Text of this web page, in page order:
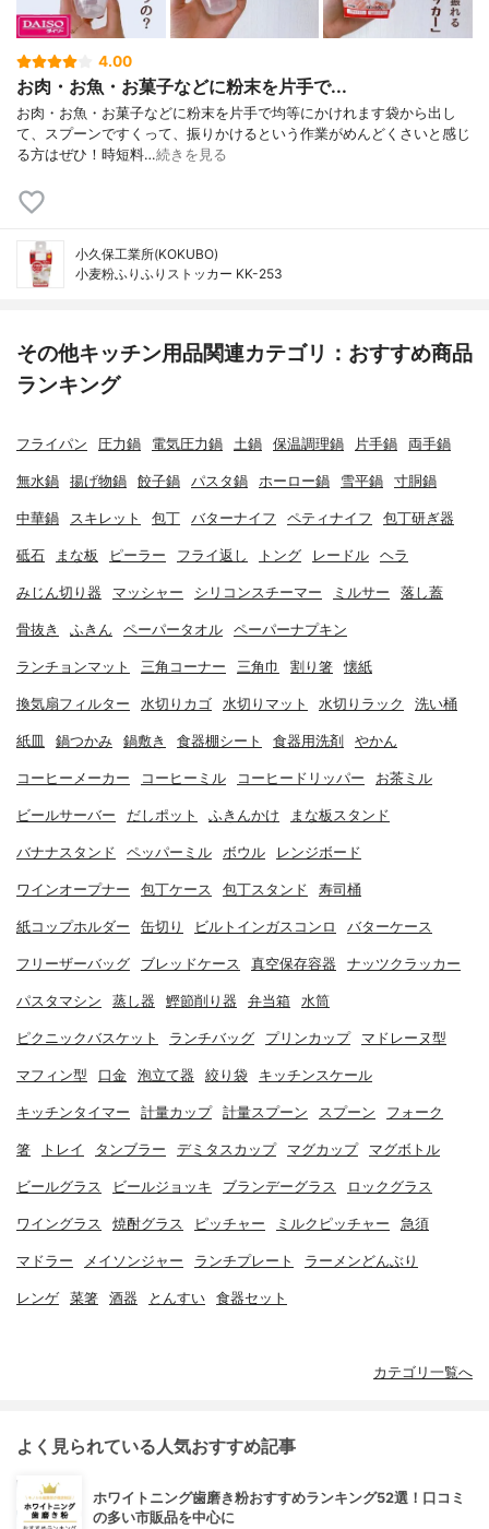
4.00
お肉・お魚・お菓子などに粉末を片手で...
お肉・お魚・お菓子などに粉末を片手で均等にかけれます袋から出し
て、スプーンですくって、振りかけるという作業がめんどくさいと感じ
る方はぜひ！時短料…続きを見る
小久保工業所(KOKUBO)
小麦粉ふりふりストッカー KK-253
その他キッチン用品関連カテゴリ：おすすめ商品
ランキング
フライパン 圧力鍋 電気圧力鍋 土鍋 保温調理鍋 片手鍋 両手鍋
無水鍋 揚げ物鍋 餃子鍋 パスタ鍋 ホーロー鍋 雪平鍋 寸胴鍋
中華鍋 スキレット 包丁 バターナイフ ペティナイフ 包丁研ぎ器
砥石 まな板 ピーラー フライ返し トング レードル ヘラ
みじん切り器 マッシャー シリコンスチーマー ミルサー 落し蓋
骨抜き ふきん ペーパータオル ペーパーナプキン
ランチョンマット 三角コーナー 三角巾 割り箸 懐紙
換気扇フィルター 水切りカゴ 水切りマット 水切りラック 洗い桶
紙皿 鍋つかみ 鍋敷き 食器棚シート 食器用洗剤 やかん
コーヒーメーカー コーヒーミル コーヒードリッパー お茶ミル
ビールサーバー だしポット ふきんかけ まな板スタンド
バナナスタンド ペッパーミル ボウル レンジボード
ワインオープナー 包丁ケース 包丁スタンド 寿司桶
紙コップホルダー 缶切り ビルトインガスコンロ バターケース
フリーザーバッグ ブレッドケース 真空保存容器 ナッツクラッカー
パスタマシン 蒸し器 鰹節削り器 弁当箱 水筒
ピクニックバスケット ランチバッグ プリンカップ マドレーヌ型
マフィン型 口金 泡立て器 絞り袋 キッチンスケール
キッチンタイマー 計量カップ 計量スプーン スプーン フォーク
箸 トレイ タンブラー デミタスカップ マグカップ マグボトル
ビールグラス ビールジョッキ ブランデーグラス ロックグラス
ワイングラス 焼酎グラス ピッチャー ミルクピッチャー 急須
マドラー メイソンジャー ランチプレート ラーメンどんぶり
レンゲ 菜箸 酒器 とんすい 食器セット
カテゴリ一覧へ
よく見られている人気おすすめ記事
ホワイトニング歯磨き粉おすすめランキング52選！口コミ
の多い市販品を中心に